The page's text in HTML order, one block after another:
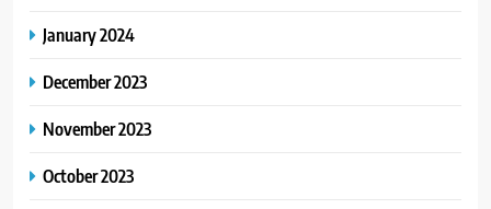
January 2024
December 2023
November 2023
October 2023